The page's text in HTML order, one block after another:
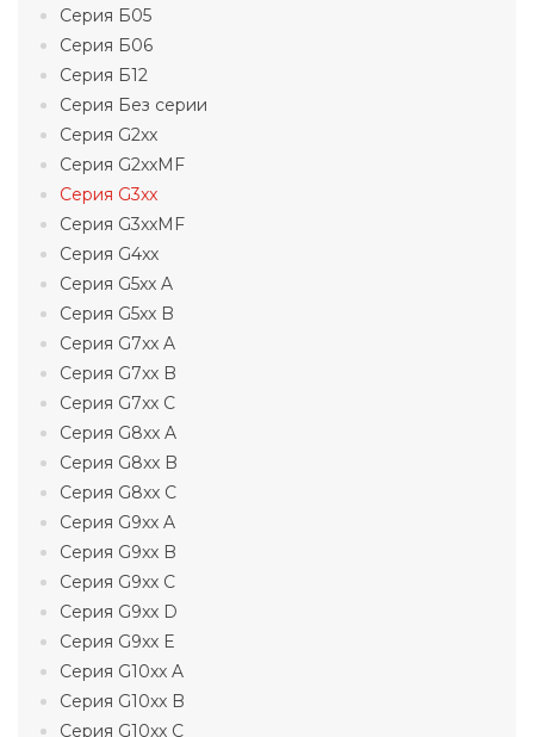
Серия Б05
Серия Б06
Серия Б12
Серия Без серии
Серия G2xx
Серия G2xxMF
Серия G3xx
Серия G3xxMF
Серия G4xx
Серия G5xx A
Серия G5xx B
Серия G7xx A
Серия G7xx B
Серия G7xx C
Серия G8xx A
Серия G8xx B
Серия G8xx C
Серия G9xx A
Серия G9xx B
Серия G9xx C
Серия G9xx D
Серия G9xx E
Серия G10xx A
Серия G10xx B
Серия G10xx C